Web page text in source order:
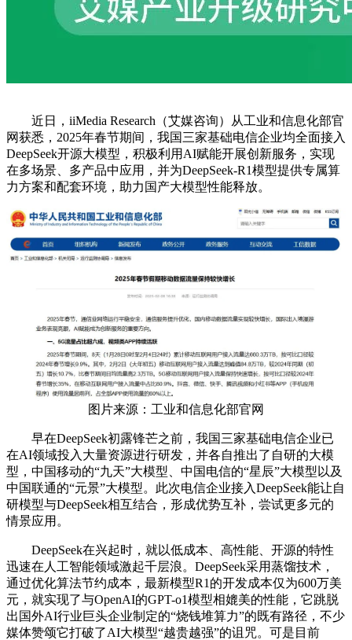
近日，iiMedia Research（艾媒咨询）从工业和信息化部官
网获悉，2025年春节期间，我国三家基础电信企业均全面接入
DeepSeek开源大模型，积极利用AI赋能开展创新服务，实现
在多场景、多产品中应用，并为DeepSeek-R1模型提供专属算
力方案和配套环境，助力国产大模型性能释放。
图片来源：工业和信息化部官网
早在DeepSeek初露锋芒之前，我国三家基础电信企业已
在AI领域投入大量资源进行研发，并各自推出了自研的大模
型，中国移动的“九天”大模型、中国电信的“星辰”大模型以及
中国联通的“元景”大模型。此次电信企业接入DeepSeek能让自
研模型与DeepSeek相互结合，形成优势互补，尝试更多元的
情景应用。
DeepSeek在兴起时，就以低成本、高性能、开源的特性
迅速在人工智能领域激起千层浪。DeepSeek采用蒸馏技术，
通过优化算法节约成本，最新模型R1的开发成本仅为600万美
元，就实现了与OpenAI的GPT-o1模型相媲美的性能，它跳脱
出国外AI行业巨头企业制定的“烧钱堆算力”的既有路径，不少
媒体赞颂它打破了AI大模型“越贵越强”的诅咒。可是目前